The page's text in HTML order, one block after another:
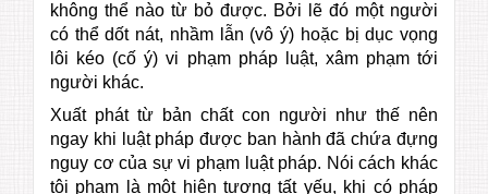
không thể nào từ bỏ được. Bởi lẽ đó một người
có thể dốt nát, nhầm lẫn (vô ý) hoặc bị dục vọng
lôi kéo (cố ý) vi phạm pháp luật, xâm phạm tới
người khác.
Xuất phát từ bản chất con người như thế nên
ngay khi luật pháp được ban hành đã chứa đựng
nguy cơ của sự vi phạm luật pháp. Nói cách khác
tội phạm là một hiện tượng tất yếu, khi có pháp